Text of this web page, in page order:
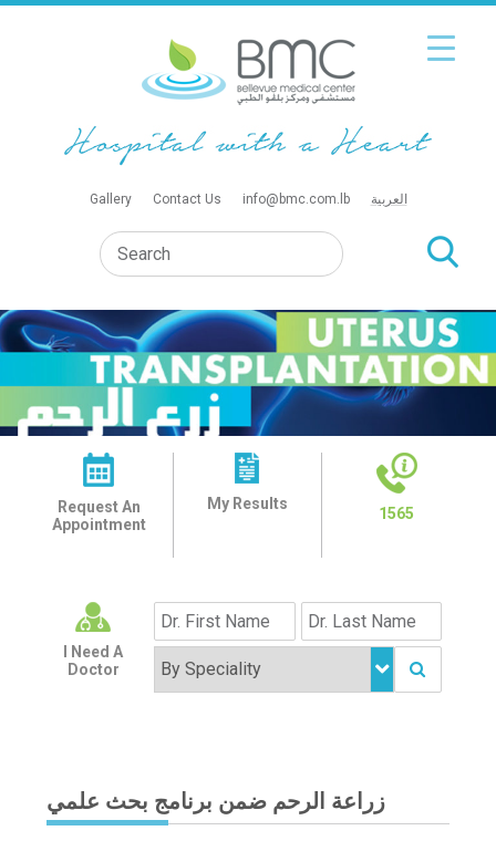
Gallery Contact Us info@bmc.com.lb العربية
Request An
Appointment
My Results
1565
I Need A
Doctor
زراعة الرحم ضمن برنامج بحث علمي